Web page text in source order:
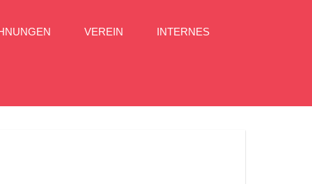
VEREIN INTERNES